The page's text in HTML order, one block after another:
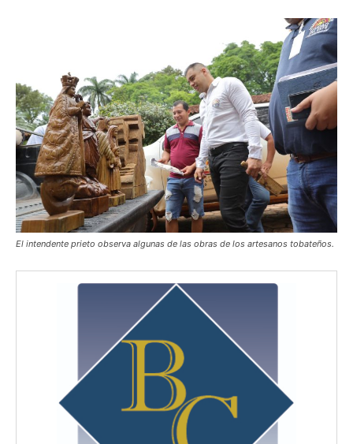
El intendente prieto observa algunas de las obras de los artesanos tobateños.